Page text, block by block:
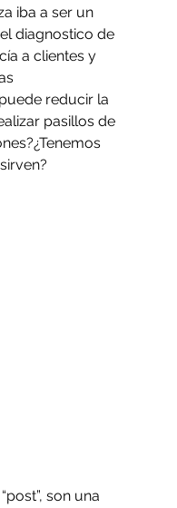
iba a ser un
diagnostico de
a clientes y
reducir la
pasillos de
son una